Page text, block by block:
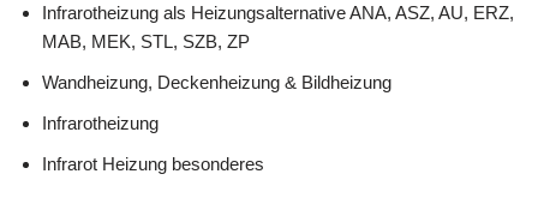
Infrarotheizung als Heizungsalternative ANA, ASZ, AU, ERZ,
MAB, MEK, STL, SZB, ZP
Wandheizung, Deckenheizung & Bildheizung
Infrarotheizung
Infrarot Heizung besonderes